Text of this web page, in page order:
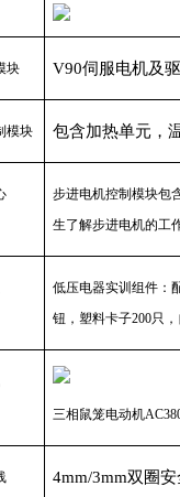
块 V90伺服电机及
模块 包含加热单元，
步进电机控制模块包
生了解步进电机的工
低压电器实训组件：
钮，塑料卡子200只
三相鼠笼电动机
4mm/3mm双圈安